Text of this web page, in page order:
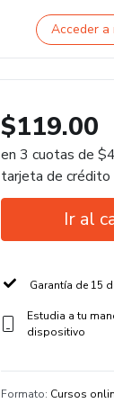
Acceder a
$119.00
en 3 cuotas de
tarjeta de crédito
Ir al
Garantía de 15
Estudia a tu
dispositivo
Formato: Cursos